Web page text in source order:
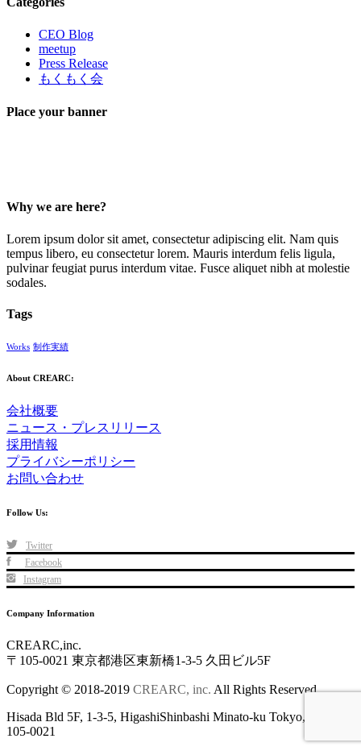
CEO Blog
meetup
Press Release
もくもく会
Place your banner
Why we are here?
Lorem ipsum dolor sit amet, consectetur adipiscing elit. Nam quis
tempus libero, eu consectetur lorem. Mauris interdum felis ligula,
pulvinar feugiat purus interdum vitae. Fusce aliquet nibh at molestie
sodales.
Tags
Works 制作実績
About CREARC:
会社概要
ニュース・プレスリリース
採用情報
プライバシーポリシー
お問い合わせ
Follow Us:
Twitter
Facebook
Instagram
Company Information
CREARC,inc.
〒105-0021 東京都港区東新橋1-3-5 久田ビル5F
Copyright © 2018-2019 CREARC, inc. All Rights Reserved
Hisada Bld 5F, 1-3-5, HigashiShinbashi Minato-ku Tokyo, Japan
105-0021